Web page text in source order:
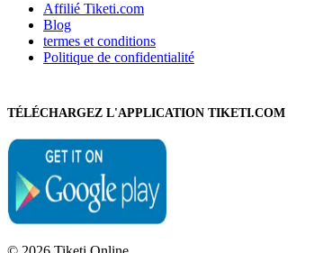
Affilié Tiketi.com
Blog
termes et conditions
Politique de confidentialité
TÉLÉCHARGEZ L'APPLICATION TIKETI.COM